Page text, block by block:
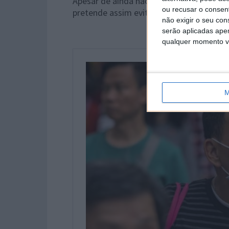
ou recusar o
não exigir o seu
serão aplicadas
qualquer momento
pretende assim evitar, ou pelo menos